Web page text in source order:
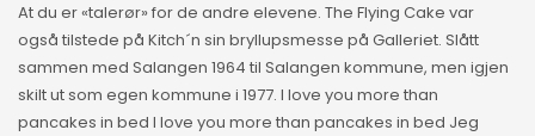
At du er «talerør» for de andre elevene. The Flying Cake var
også tilstede på Kitch´n sin bryllupsmesse på Galleriet. Slått
sammen med Salangen 1964 til Salangen kommune, men igjen
skilt ut som egen kommune i 1977. I love you more than
pancakes in bed I love you more than pancakes in bed Jeg